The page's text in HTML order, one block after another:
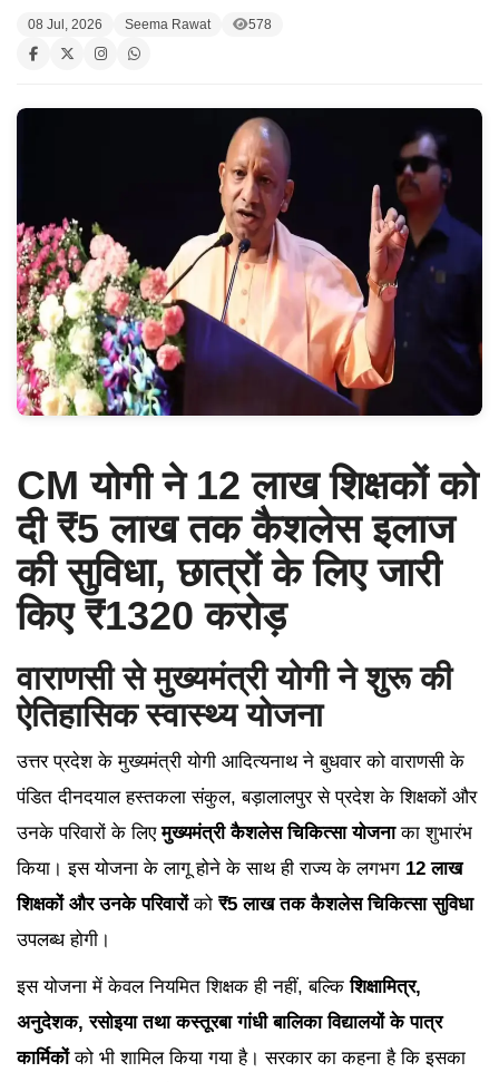
08 Jul, 2026 Seema Rawat 578
CM योगी ने 12 लाख शिक्षकों को
दी ₹5 लाख तक कैशलेस इलाज
की सुविधा, छात्रों के लिए जारी
किए ₹1320 करोड़
वाराणसी से मुख्यमंत्री योगी ने शुरू की
ऐतिहासिक स्वास्थ्य योजना
उत्तर प्रदेश के मुख्यमंत्री योगी आदित्यनाथ ने बुधवार को वाराणसी के
पंडित दीनदयाल हस्तकला संकुल, बड़ालालपुर से प्रदेश के शिक्षकों और
उनके परिवारों के लिएमुख्यमंत्री कैशलेस चिकित्सा योजनाका शुभारंभ
किया। इस योजना के लागू होने के साथ ही राज्य के लगभग 12 लाख
शिक्षकों और उनके परिवारोंको ₹5 लाख तक कैशलेस चिकित्सा सुविधा
उपलब्ध होगी।
इस योजना में केवल नियमित शिक्षक ही नहीं, बल्किशिक्षामित्र,
अनुदेशक, रसोइया तथा कस्तूरबा गांधी बालिका विद्यालयों के पात्र
कार्मिकोंको भी शामिल किया गया है। सरकार का कहना है कि इसका